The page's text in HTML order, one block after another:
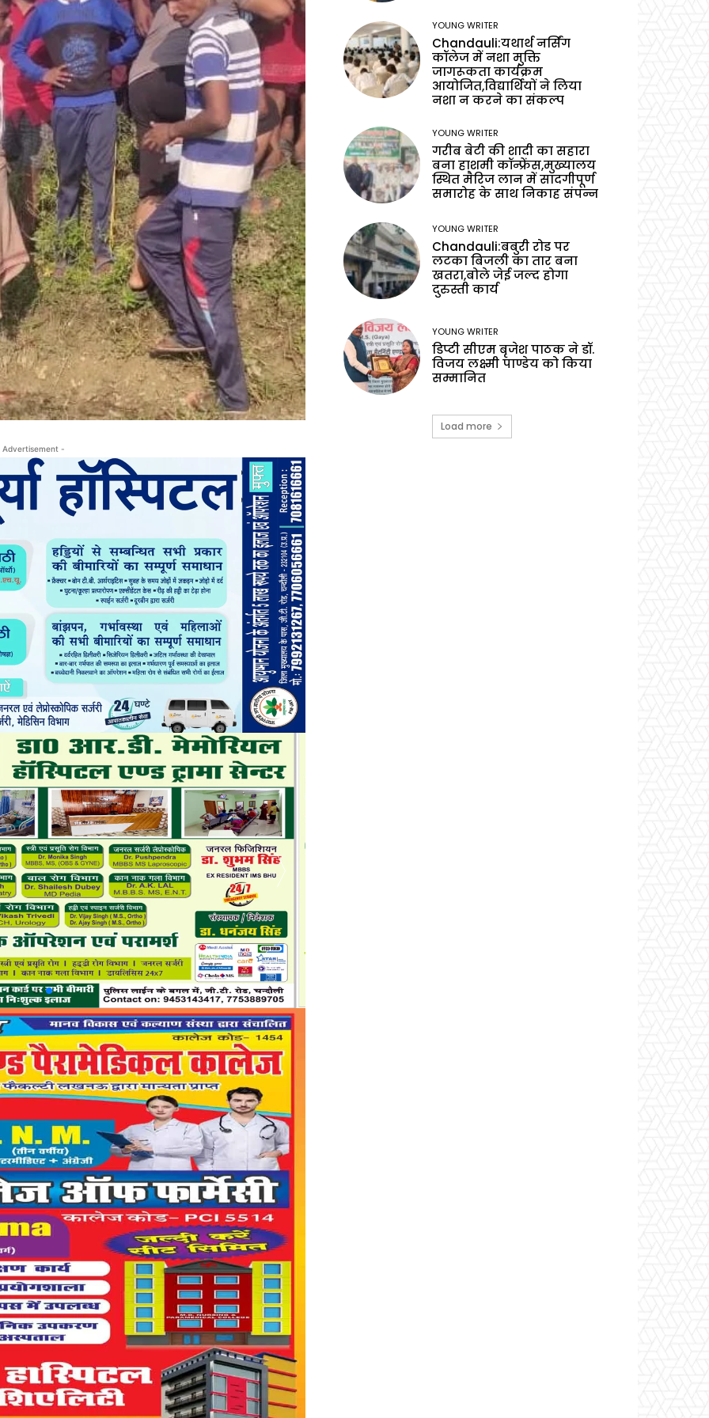
-
YOUNG WRITER
Chandauli:यथार्थ नर्सिंग
कॉलेज में नशा मुक्ति
जागरूकता कार्यक्रम
आयोजित,विद्यार्थियों ने लिया
नशा न करने का संकल्प
YOUNG WRITER
गरीब बेटी की शादी का सहारा
बना हाशमी कॉन्फ्रेंस,मुख्यालय
स्थित मैरिज लान में सादगीपूर्ण
समारोह के साथ निकाह संपन्न
YOUNG WRITER
Chandauli:बबुरी रोड पर
लटका बिजली का तार बना
खतरा,बोले जेई जल्द होगा
दुरुस्ती कार्य
YOUNG WRITER
डिप्टी सीएम बृजेश पाठक ने डॉ.
विजय लक्ष्मी पाण्डेय को किया
सम्मानित
Load more